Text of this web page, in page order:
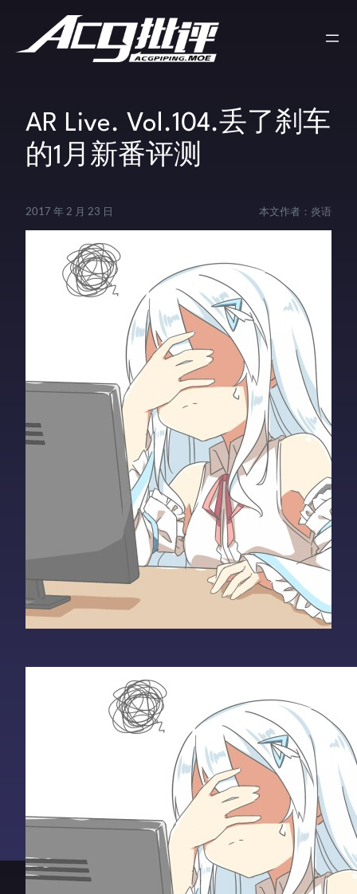
AR Live. Vol.104.丢了刹车
的1月新番评测
2017 年 2 月 23 日 本文作者： 炎语